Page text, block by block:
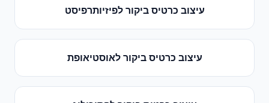
עיצוב כרטיס ביקורלפיזיותרפיסט
עיצוב כרטיס ביקורלאוסטיאופת